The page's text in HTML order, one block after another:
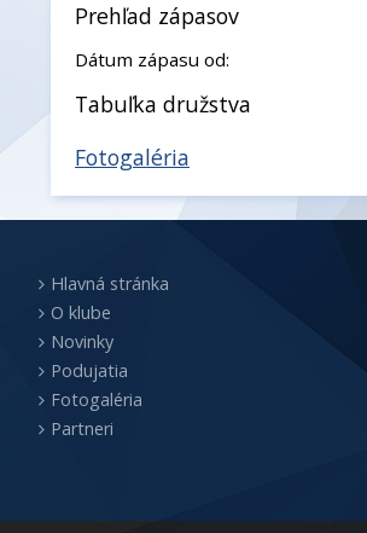
Prehľad zápasov
Dátum zápasu od:
Tabuľka družstva
Fotogaléria
Hlavná stránka
O klube
Novinky
Podujatia
Fotogaléria
Partneri